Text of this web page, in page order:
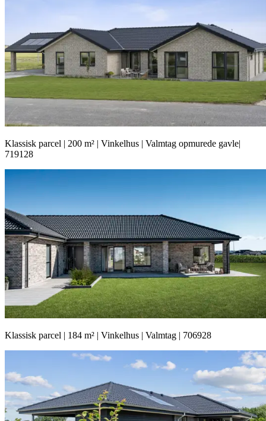
Klassisk parcel | 200 m² | Vinkelhus | Valmtag opmurede gavle|
719128
Klassisk parcel | 184 m² | Vinkelhus | Valmtag | 706928